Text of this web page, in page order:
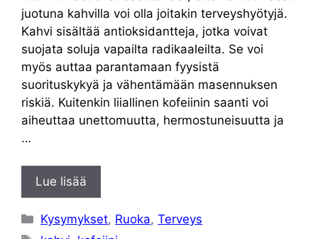
juotuna kahvilla voi olla joitakin terveyshyötyjä.
Kahvi sisältää antioksidantteja, jotka voivat
suojata soluja vapailta radikaaleilta. Se voi
myös auttaa parantamaan fyysistä
suorituskykyä ja vähentämään masennuksen
riskiä. Kuitenkin liiallinen kofeiinin saanti voi
aiheuttaa unettomuutta, hermostuneisuutta ja
…
Lue lisää
Kategoriat
Kysymykset, Ruoka,Terveys